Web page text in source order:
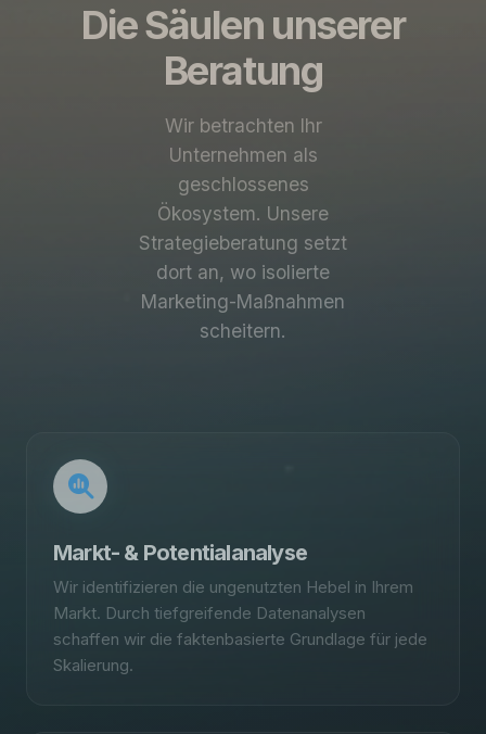
Die Säulen unserer
Beratung
Wir betrachten Ihr
Unternehmen als
geschlossenes
Ökosystem. Unsere
Strategieberatung setzt
dort an, wo isolierte
Marketing-Maßnahmen
scheitern.
Markt- & Potentialanalyse
Wir identifizieren die ungenutzten Hebel in Ihrem
Markt. Durch tiefgreifende Datenanalysen
schaffen wir die faktenbasierte Grundlage für jede
Skalierung.